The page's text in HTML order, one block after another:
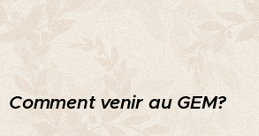
Comment venir au GEM?